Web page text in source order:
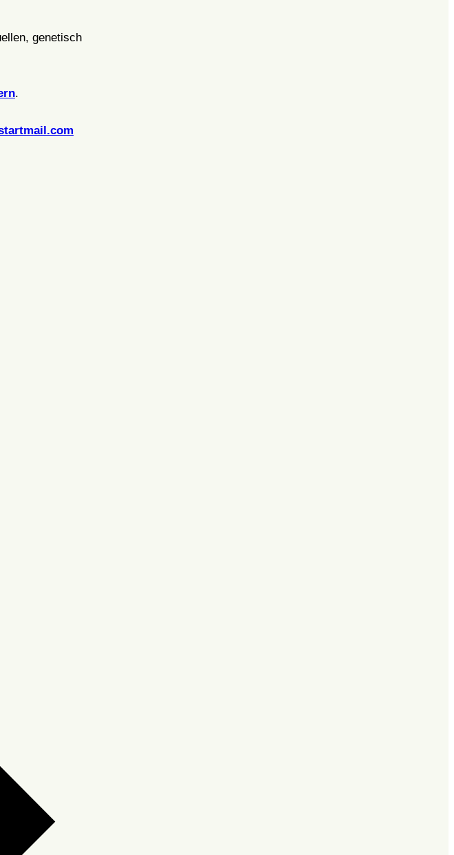
genetisch
.